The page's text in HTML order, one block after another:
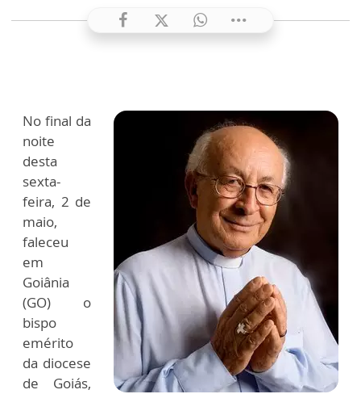
No final da
noite
desta
sexta-
feira, 2 de
maio,
faleceu
em
Goiânia
(GO) o
bispo
emérito
da diocese
de Goiás,